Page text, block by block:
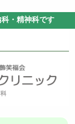
・精神科です